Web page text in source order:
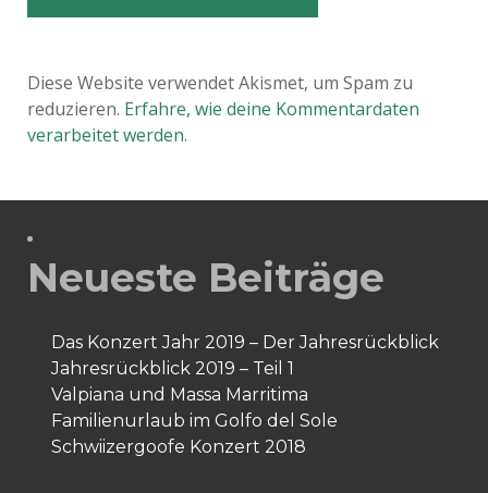
Diese Website verwendet Akismet, um Spam zu
reduzieren. Erfahre, wie deine Kommentardaten
verarbeitet werden.
Neueste Beiträge
Das Konzert Jahr 2019 – Der Jahresrückblick
Jahresrückblick 2019 – Teil 1
Valpiana und Massa Marritima
Familienurlaub im Golfo del Sole
Schwiizergoofe Konzert 2018